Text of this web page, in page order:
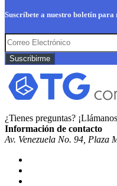
Suscríbete a nuestro boletín
¿Tienes preguntas?
Información de contacto
Av. Venezuela No. 94, Plaza